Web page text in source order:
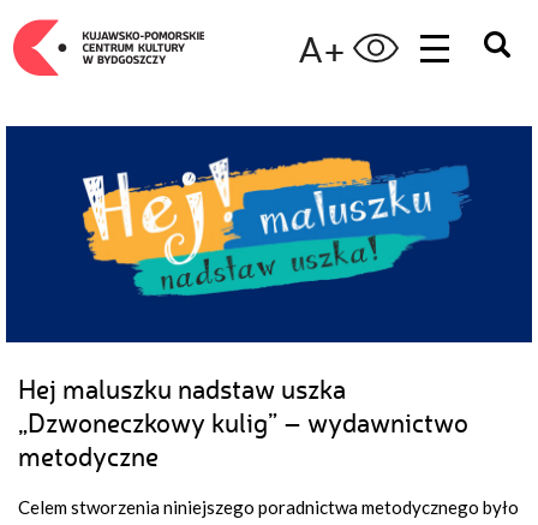
A+
Hej maluszku nadstaw uszka
„Dzwoneczkowy kulig” – wydawnictwo
metodyczne
Celem stworzenia niniejszego poradnictwa metodycznego było